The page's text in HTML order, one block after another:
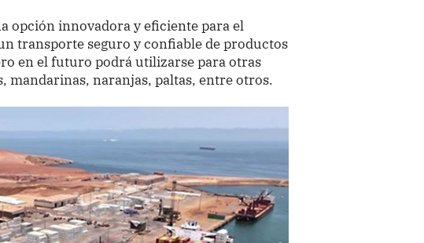
opción innovadora y eficiente para el
transporte seguro y confiable de productos
en el futuro podrá utilizarse para otras
mandarinas, naranjas, paltas, entre otros.